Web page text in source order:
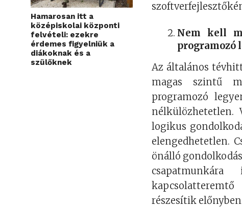
Hamarosan itt a
középiskolai központi
felvételi: ezekre
érdemes figyelniük a
diákoknak és a
szülőknek
Nem kell
programozó
Az általános
magas szintű
programozó
nélkülözhetetlen.
logikus
elengedhetetlen.
önálló
részesítik